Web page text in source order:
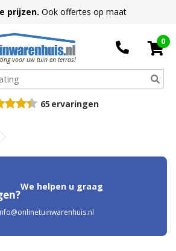
prijzen. Ook offertes op maat
voor uw tuin en terras!
0
65 ervaringen
We helpen u graag